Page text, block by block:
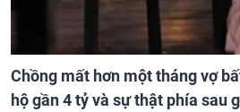
Chồng mất hơn một tháng vợ
hộ gần 4 tỷ và sự thật phía sau